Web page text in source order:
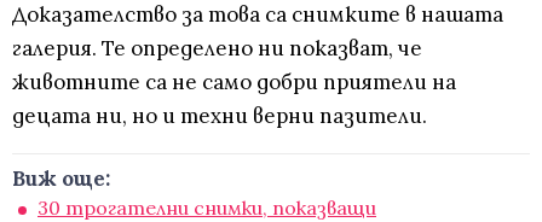
Доказателство за това са снимките в нашата
галерия. Те определено ни показват, че
животните са не само добри приятели на
децата ни, но и техни верни пазители.
Виж още:
30 трогателни снимки, показващи